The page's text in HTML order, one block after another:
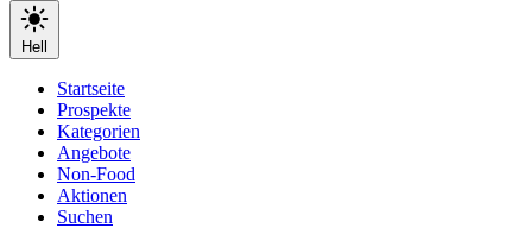
Hell
Startseite
Prospekte
Kategorien
Angebote
Non-Food
Aktionen
Suchen